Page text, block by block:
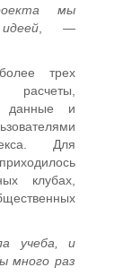
мы
, —
трех
расчеты,
данные и
Для
клубах,
учеба, и
много раз